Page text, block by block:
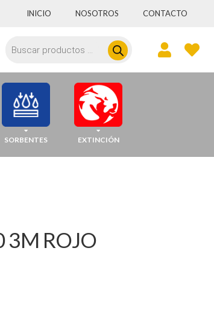
INICIO NOSOTROS CONTACTO
de
SORBENTES EXTINCIÓN
3M ROJO